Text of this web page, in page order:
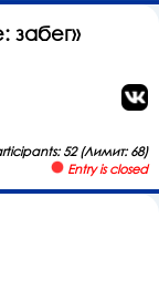
забег»
52 (Лимит: 68)
Entry is closed